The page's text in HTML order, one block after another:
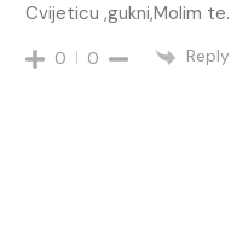
Cvijeticu ,gukni,Molim te.
0 0 Reply